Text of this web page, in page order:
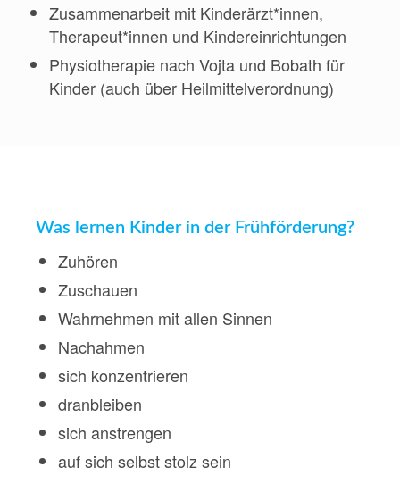
Zusammenarbeit mit Kinderärzt*innen,
Therapeut*innen und Kindereinrichtungen
Physiotherapie nach Vojta und Bobath für
Kinder (auch über Heilmittelverordnung)
Was lernen Kinder in der Frühförderung?
Zuhören
Zuschauen
Wahrnehmen mit allen Sinnen
Nachahmen
sich konzentrieren
dranbleiben
sich anstrengen
auf sich selbst stolz sein